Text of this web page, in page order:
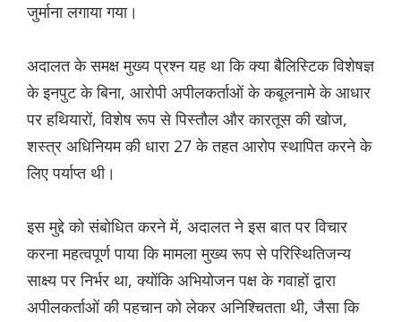
जुर्माना लगाया गया।
अदालत के समक्ष मुख्य प्रश्न यह था कि क्या बैलिस्टिक विशेषज्ञ
के इनपुट के बिना, आरोपी अपीलकर्ताओं के कबूलनामे के आधार
पर हथियारों, विशेष रूप से पिस्तौल और कारतूस की खोज,
शस्त्र अधिनियम की धारा 27 के तहत आरोप स्थापित करने के
लिए पर्याप्त थी।
इस मुद्दे को संबोधित करने में, अदालत ने इस बात पर विचार
करना महत्वपूर्ण पाया कि मामला मुख्य रूप से परिस्थितिजन्य
साक्ष्य पर निर्भर था, क्योंकि अभियोजन पक्ष के गवाहों द्वारा
अपीलकर्ताओं की पहचान को लेकर अनिश्चितता थी, जैसा कि